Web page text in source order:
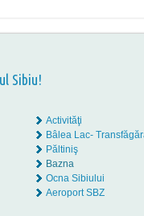
Sibiu!
Activităţi
Bâlea Lac-
Păltiniş
Bazna
Ocna Sibiului
Aeroport SBZ